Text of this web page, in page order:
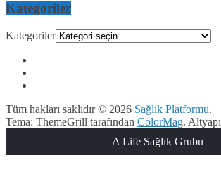
Kategoriler
Kategoriler
Tüm hakları saklıdır © 2026 Sağlık Platformu.
Tema: ThemeGrill tarafından ColorMag. Altyapı
A Life Sağlık Grubu